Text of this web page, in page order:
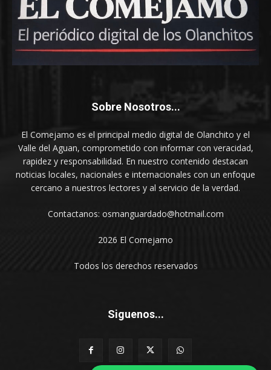
Sobre Nosotros...
El Comejamo es el principal medio digital de Olanchito y el
Valle del Aguan, comprometido con informar con veracidad,
rapidez y responsabilidad. En nuestro contenido destacan
noticias locales, nacionales e internacionales con un enfoque
cercano a nuestros lectores y al servicio de la verdad.
Contactanos: osmanguardado@hotmail.com
2026 El Comejamo
Todos los derechos reservados
Siguenos...